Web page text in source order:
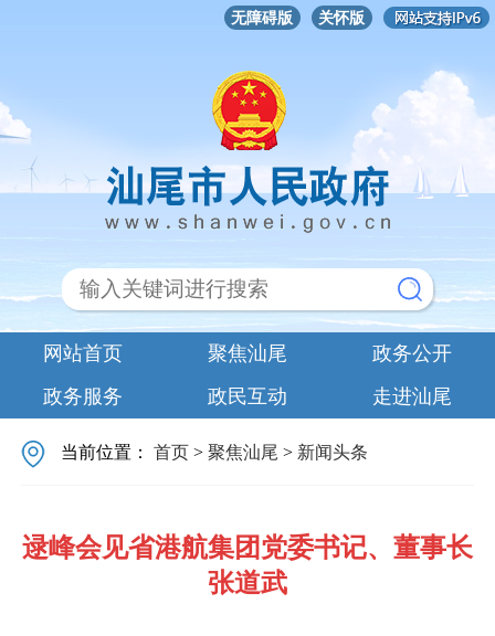
无障碍版 关怀版
网站首页 聚焦汕尾
政务公开
政务服务
政民互动 走进汕尾
当前位置：首页 >聚焦汕尾 > 新闻头条
逯峰会见省港航集团党委书记、董事长
张道武